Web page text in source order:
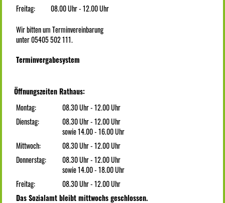
Freitag:
08.00 Uhr - 12.00 Uhr
Wir bitten um Terminvereinbarung
unter 05405 502 111.
Terminvergabesystem
Öffnungszeiten Rathaus:
Montag:
08.30 Uhr - 12.00 Uhr
Dienstag:
08.30 Uhr - 12.00 Uhr
sowie 14.00 - 16.00 Uhr
Mittwoch:
08.30 Uhr - 12.00 Uhr
Donnerstag:
08.30 Uhr - 12.00 Uhr
sowie 14.00 - 18.00 Uhr
Freitag:
08.30 Uhr - 12.00 Uhr
Das Sozialamt bleibt mittwochs geschlossen.